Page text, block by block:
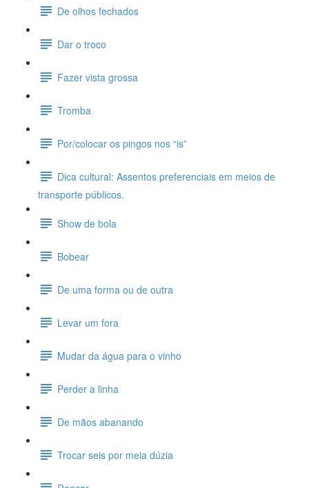
De olhos fechados
Dar o troco
Fazer vista grossa
Tromba
Por/colocar os pingos nos “is”
Dica cultural: Assentos preferenciais em meios de
transporte públicos.
Show de bola
Bobear
De uma forma ou de outra
Levar um fora
Mudar da água para o vinho
Perder a linha
De mãos abanando
Trocar seis por meia dúzia